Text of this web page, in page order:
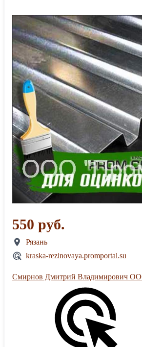
550 руб.
Рязань
kraska-rezinovaya.promportal.su
Смирнов Дмитрий Владимирович